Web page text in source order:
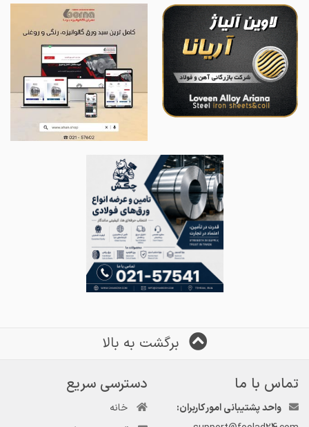
برگشت به بالا
تماس با ما
واحد پشتیبانی امور کاربران:
دسترسی سریع
خانه